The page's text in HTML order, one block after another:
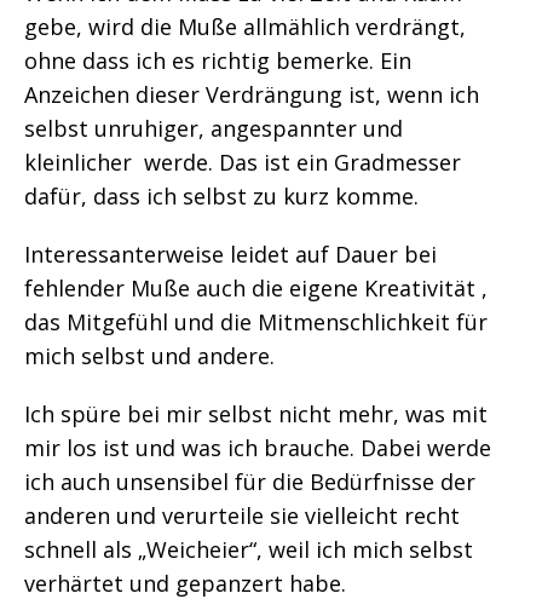
gebe, wird die Muße allmählich verdrängt,
ohne dass ich es richtig bemerke. Ein
Anzeichen dieser Verdrängung ist, wenn ich
selbst unruhiger, angespannter und
kleinlicher werde. Das ist ein Gradmesser
dafür, dass ich selbst zu kurz komme.
Interessanterweise leidet auf Dauer bei
fehlender Muße auch die eigene Kreativität ,
das Mitgefühl und die Mitmenschlichkeit für
mich selbst und andere.
Ich spüre bei mir selbst nicht mehr, was mit
mir los ist und was ich brauche. Dabei werde
ich auch unsensibel für die Bedürfnisse der
anderen und verurteile sie vielleicht recht
schnell als „Weicheier“, weil ich mich selbst
verhärtet und gepanzert habe.